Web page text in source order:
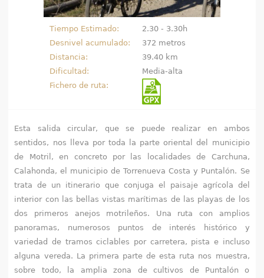
u
s
e
d
a
q
Tiempo Estimado:
2.30 - 3.30h
Desnivel acumulado:
372 metros
Distancia:
39.40 km
Dificultad:
Media-alta
Fichero de ruta:
Esta salida circular, que se puede realizar en ambos
sentidos, nos lleva por toda la parte oriental del municipio
de Motril, en concreto por las localidades de Carchuna,
Calahonda, el municipio de Torrenueva Costa y Puntalón. Se
trata de un itinerario que conjuga el paisaje agrícola del
interior con las bellas vistas marítimas de las playas de los
dos primeros anejos motrileños. Una ruta con amplios
panoramas, numerosos puntos de interés histórico y
variedad de tramos ciclables por carretera, pista e incluso
alguna vereda. La primera parte de esta ruta nos muestra,
sobre todo, la amplia zona de cultivos de Puntalón o